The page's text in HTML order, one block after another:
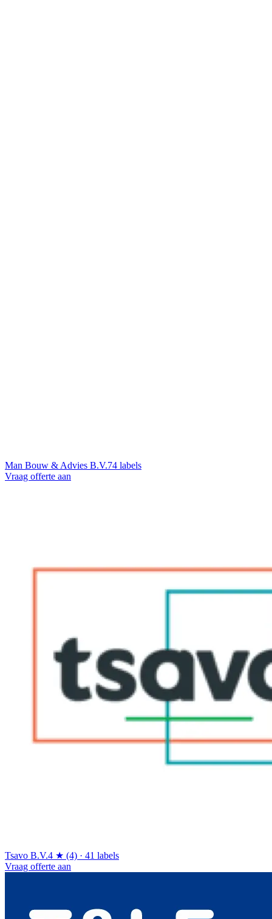
Man Bouw & Advies B.V.74 labels
Vraag offerte aan
Tsavo B.V.4 ★ (4) · 41 labels
Vraag offerte aan